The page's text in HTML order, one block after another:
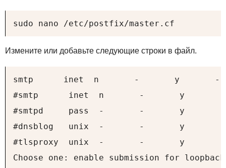
sudo nano /etc/postfix/master.cf
Измените или добавьте следующие строки в файл.
smtp      inet  n       -       y       -
#smtp      inet  n       -       y       -
#smtpd     pass  -       -       y
#dnsblog   unix  -       -       y
#tlsproxy  unix  -       -       y
Choose one: enable submission for